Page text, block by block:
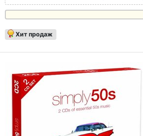
Хит продаж